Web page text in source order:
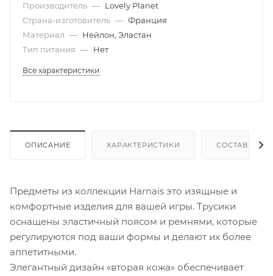
Производитель — Lovely Planet
Страна-изготовитель — Франция
Материал — Нейлон, Эластан
Тип питания — Нет
Все характеристики
ОПИСАНИЕ ХАРАКТЕРИСТИКИ СОСТАВ
Предметы из коллекции Harnais это изящные и
комфортные изделия для вашей игры. Трусики
оснащены эластичный поясом и ремнями, которые
регулируются под ваши формы и делают их более
аппетитными.
Элегантный дизайн «вторая кожа» обеспечивает